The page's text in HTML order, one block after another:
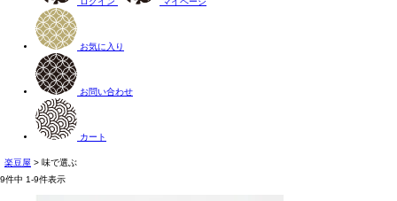
お気に入り
お問い合わせ
カート
楽豆屋
味で選ぶ
9件中 1-9件表示